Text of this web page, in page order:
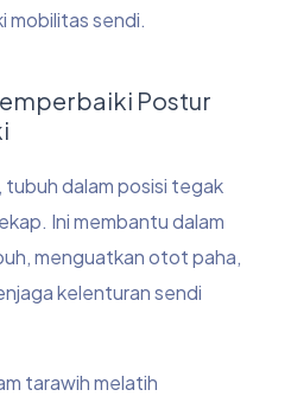
mobilitas sendi.
Postur
dalam posisi tegak
Ini membantu dalam
menguatkan otot paha,
kelenturan sendi
tarawih melatih